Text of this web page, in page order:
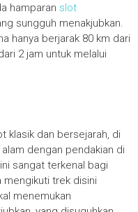
hamparan slot
sungguh menakjubkan.
hanya berjarak 80 km dari
2 jam untuk melalui
klasik dan bersejarah, di
dengan pendakian di
sangat terkenal bagi
mengikuti trek disini
menemukan